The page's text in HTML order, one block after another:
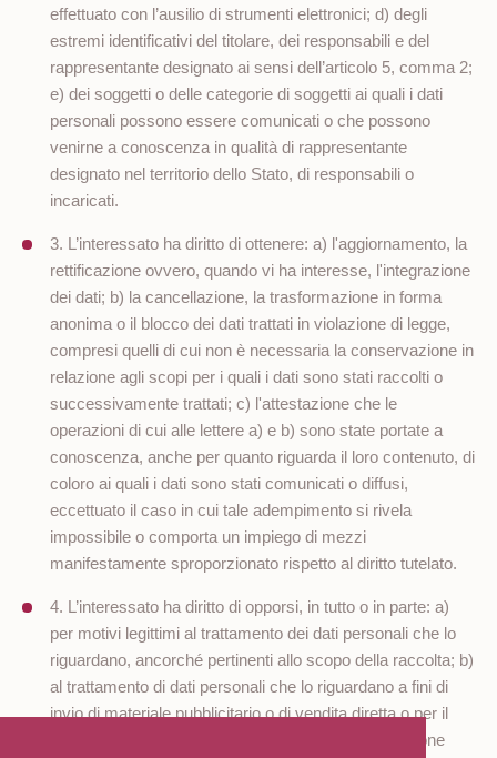
effettuato con l’ausilio di strumenti elettronici; d) degli
estremi identificativi del titolare, dei responsabili e del
rappresentante designato ai sensi dell’articolo 5, comma 2;
e) dei soggetti o delle categorie di soggetti ai quali i dati
personali possono essere comunicati o che possono
venirne a conoscenza in qualità di rappresentante
designato nel territorio dello Stato, di responsabili o
incaricati.
3. L’interessato ha diritto di ottenere: a) l'aggiornamento, la
rettificazione ovvero, quando vi ha interesse, l'integrazione
dei dati; b) la cancellazione, la trasformazione in forma
anonima o il blocco dei dati trattati in violazione di legge,
compresi quelli di cui non è necessaria la conservazione in
relazione agli scopi per i quali i dati sono stati raccolti o
successivamente trattati; c) l'attestazione che le
operazioni di cui alle lettere a) e b) sono state portate a
conoscenza, anche per quanto riguarda il loro contenuto, di
coloro ai quali i dati sono stati comunicati o diffusi,
eccettuato il caso in cui tale adempimento si rivela
impossibile o comporta un impiego di mezzi
manifestamente sproporzionato rispetto al diritto tutelato.
4. L’interessato ha diritto di opporsi, in tutto o in parte: a)
per motivi legittimi al trattamento dei dati personali che lo
riguardano, ancorché pertinenti allo scopo della raccolta; b)
al trattamento di dati personali che lo riguardano a fini di
invio di materiale pubblicitario o di vendita diretta o per il
compimento di ricerche di mercato o di comunicazione